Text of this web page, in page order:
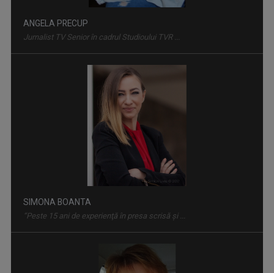
Sâmbătă, duminică, ora 7.00, la TVR3
ANGELA PRECUP
Jurnalist TV Senior în cadrul Studioului TVR ...
SIMONA BOANTA
“Peste 15 ani de experienţă în presa scrisă şi ...